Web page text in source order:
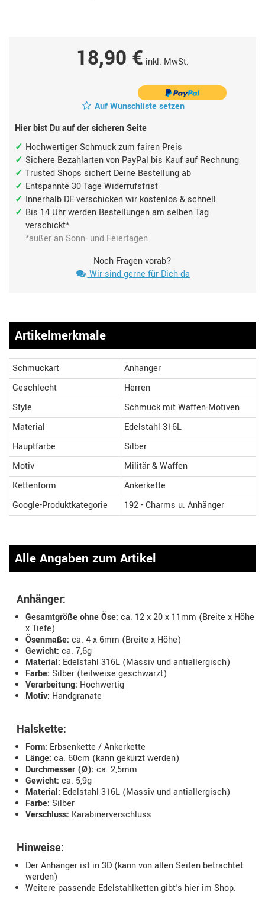
18,90 € inkl. MwSt.
Auf Wunschliste setzen
Hier bist Du auf der sicheren Seite
Hochwertiger Schmuck zum fairen Preis
Sichere Bezahlarten von PayPal bis Kauf auf Rechnung
Trusted Shops sichert Deine Bestellung ab
Entspannte 30 Tage Widerrufsfrist
Innerhalb DE verschicken wir kostenlos & schnell
Bis 14 Uhr werden Bestellungen am selben Tag
verschickt*
*außer an Sonn- und Feiertagen
Noch Fragen vorab?
Wir sind gerne für Dich da
Artikelmerkmale
Schmuckart
Anhänger
Geschlecht
Herren
Style
Schmuck mit Waffen-Motiven
Material
Edelstahl 316L
Hauptfarbe
Silber
Motiv
Militär & Waffen
Kettenform
Ankerkette
Google-Produktkategorie
192 - Charms u. Anhänger
Alle Angaben zum Artikel
Anhänger:
Gesamtgröße ohne Öse: ca. 12 x 20 x 11mm (Breite x Höhe
x Tiefe)
Ösenmaße: ca. 4 x 6mm (Breite x Höhe)
Gewicht: ca. 7,6g
Material: Edelstahl 316L (Massiv und antiallergisch)
Farbe: Silber (teilweise geschwärzt)
Verarbeitung: Hochwertig
Motiv: Handgranate
Halskette:
Form: Erbsenkette / Ankerkette
Länge: ca. 60cm (kann gekürzt werden)
Durchmesser (Ø): ca. 2,5mm
Gewicht: ca. 5,9g
Material: Edelstahl 316L (Massiv und antiallergisch)
Farbe: Silber
Verschluss: Karabinerverschluss
Hinweise:
Der Anhänger ist in 3D (kann von allen Seiten betrachtet
werden)
Weitere passende Edelstahlketten gibt's hier im Shop.